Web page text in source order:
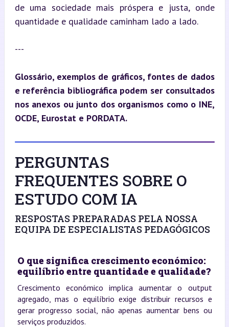
de uma sociedade mais próspera e justa, onde
quantidade e qualidade caminham lado a lado.
---
Glossário, exemplos de gráficos, fontes de dados
e referência bibliográfica podem ser consultados
nos anexos ou junto dos organismos como o INE,
OCDE, Eurostat e PORDATA.
PERGUNTAS
FREQUENTES SOBRE O
ESTUDO COM IA
RESPOSTAS PREPARADAS PELA NOSSA
EQUIPA DE ESPECIALISTAS PEDAGÓGICOS
O que significa crescimento económico:
equilíbrio entre quantidade e qualidade?
Crescimento económico implica aumentar o output
agregado, mas o equilíbrio exige distribuir recursos e
gerar progresso social, não apenas aumentar bens ou
serviços produzidos.